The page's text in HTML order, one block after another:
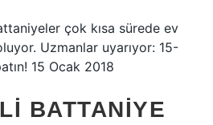
çok kısa sürede ev
Uzmanlar uyarıyor: 15-
15 Ocak 2018
BATTANIYE